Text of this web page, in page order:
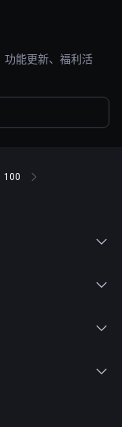
功能更新、福利活
100